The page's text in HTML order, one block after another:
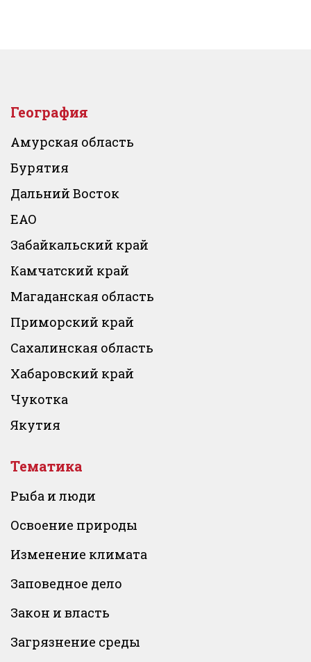
География
Амурская область
Бурятия
Дальний Восток
ЕАО
Забайкальский край
Камчатский край
Магаданская область
Приморский край
Сахалинская область
Хабаровский край
Чукотка
Якутия
Тематика
Рыба и люди
Освоение природы
Изменение климата
Заповедное дело
Закон и власть
Загрязнение среды